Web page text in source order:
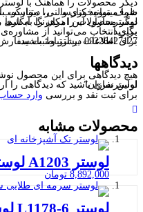
دیگر محصولات را هماهنگ با
شما میتوانید کنارسالنی، دیوارکوب، شمعدان، آباژور رومیزی و
لوسترسازان این امکان را به شما میدهد که از مدل محصول انتخابیِ
برای انتخاب می‌توانید از مشاوره‌ی رایگان کارشناسان لوسترسازان بهره بگیرید.
برای اطلاعات بیشتر و ثبت سفارش های خود میتوانید با واتساپ شماره ی 09226427127 در ارتباط باشید.
دیدگاهها
هیچ دیدگاهی برای این محصول
اولین نفری باشید که دیدگاهی را ارسال می کنید برای “لوستر L1262-6 لوسترسازان”
برای ثبت نقد و بررسی وارد
محصولات مشابه
لوستر A1203 لوسترسازان
8,892,000 تومان
لوستر L1178-6 لوسترسازان